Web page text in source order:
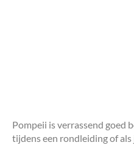
Pompeii is verrassend goed
tijdens een rondleiding of